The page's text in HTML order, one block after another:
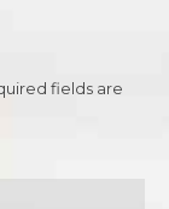
fields are